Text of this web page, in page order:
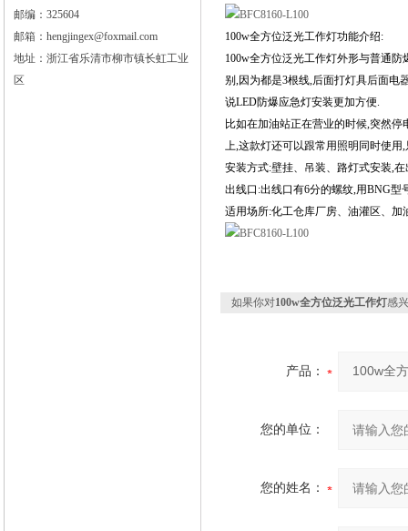
邮编：325604
邮箱：hengjingex@foxmail.com
地址：浙江省乐清市柳市镇长虹工业
区
100w全方位泛光工作灯功能介绍:
100w全方位泛光工作灯外形与普通
别,因为都是3根线,后面打灯具后面电
说LED防爆应急灯安装更加方便.
比如在加油站正在营业的时候,突然
上,这款灯还可以跟常用照明同时使
安装方式:壁挂、吊装、路灯式安装,
出线口:出线口有6分的螺纹,用BNG型
适用场所:化工仓库厂房、油灌区、加
如果你对100w全方位泛光工作灯感
产品：
您的单位：
您的姓名：